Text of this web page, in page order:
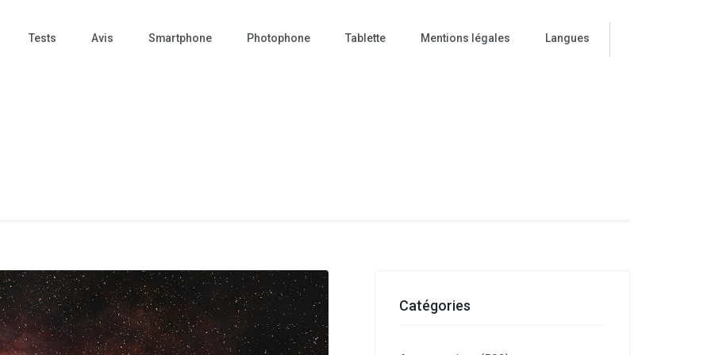
Tests Avis Smartphone Photophone Tablette Mentions légales Langues
Catégories